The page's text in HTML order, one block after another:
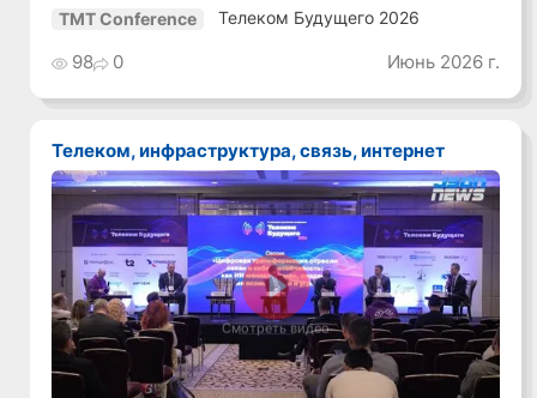
TMT Conference Телеком Будущего 2026
98 0 Июнь 2026 г.
Телеком, инфраструктура, связь, интернет
Смотреть видео